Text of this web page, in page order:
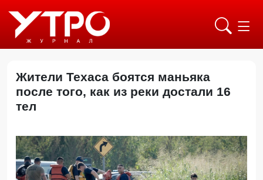
Жители Техаса боятся маньяка
после того, как из реки достали 16
тел